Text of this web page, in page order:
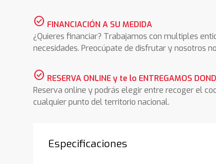
check_circle FINANCIACIÓN A SU MEDIDA
¿Quieres financiar? Trabajamos con multiples
necesidades. Preocúpate de disfrutar y nosotros
check_circle RESERVA ONLINE y te lo ENTREGAMOS
Reserva online y podrás elegir entre recoger el
cualquier punto del territorio nacional.
Especificaciones